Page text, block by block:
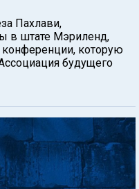
Пахлави,
в штате Мэриленд,
конференции, которую
будущего